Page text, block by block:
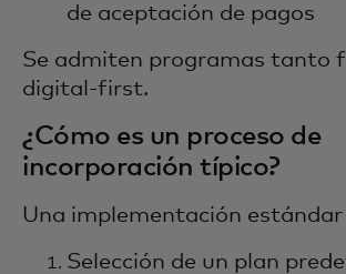
de aceptación de pagos
Se admiten programas tanto
digital-first.
¿Cómo es un proceso de
incorporación típico?
Una implementación estándar
Selección de un plan